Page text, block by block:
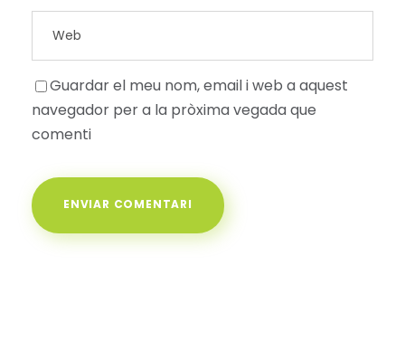
Guardar el meu nom, email i web a aquest
navegador per a la pròxima vegada que
comenti